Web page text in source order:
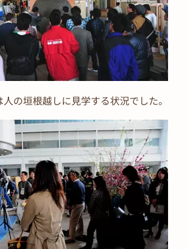
の垣根越しに見学する状況でした。